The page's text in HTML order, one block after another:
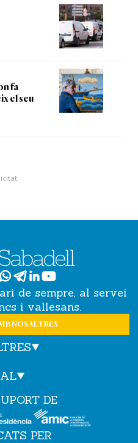
fa
el seu
de sempre, al servei
i vallesans.
NOSALTRES
DE
PER